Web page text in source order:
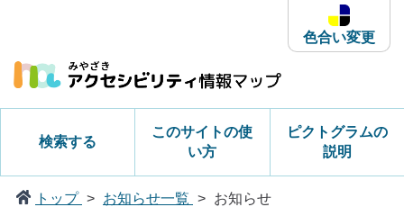
ス
色合い変更
検索する
このサイトの使
い方
ピクトグラムの
説明
トップ お知らせ一覧 お知らせ